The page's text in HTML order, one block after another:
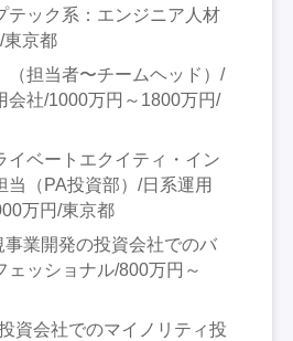
テック系：エンジニア人材
東京都
（担当者〜チームヘッド）/
会社/1000万円～1800万円/
イベートエクイティ・イン
当（PA投資部）/日系運用
万円/東京都
業開発の投資会社でのバ
ェッショナル/800万円～
資会社でのマイノリティ投